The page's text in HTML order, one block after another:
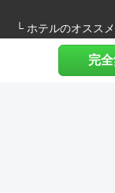
完
└ ホテルのオスス